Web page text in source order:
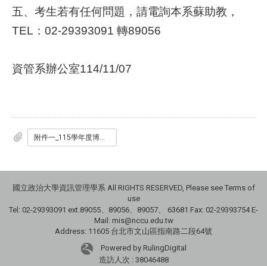
五、考生若有任何問題，請電詢本系蘇助教，
TEL：02-29393091 轉89056
資管系辦公室114/11/07
附件一_115學年度博甄產業組口試名單.pdf
國立政治大學資訊管理學系 All RIGHTS RESERVED, Please see Terms of
use
Tel: 02-29393091 ext.89055、89056、89057、
63681 Fax: 02-29393754 E-
Mail: mis@nccu.edu.tw
Address: 11605 台北市文山區指南路二段64號
Powered by RulingDigital
造訪人次 : 38046488